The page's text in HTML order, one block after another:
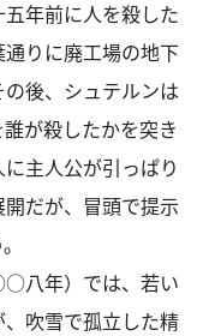
年前に人を殺した
りに廃工場の地下
後、シュテルンは
が殺したかを突き
主人公が引っぱり
だが、冒頭で提示
八年）では、若い
吹雪で孤立した精